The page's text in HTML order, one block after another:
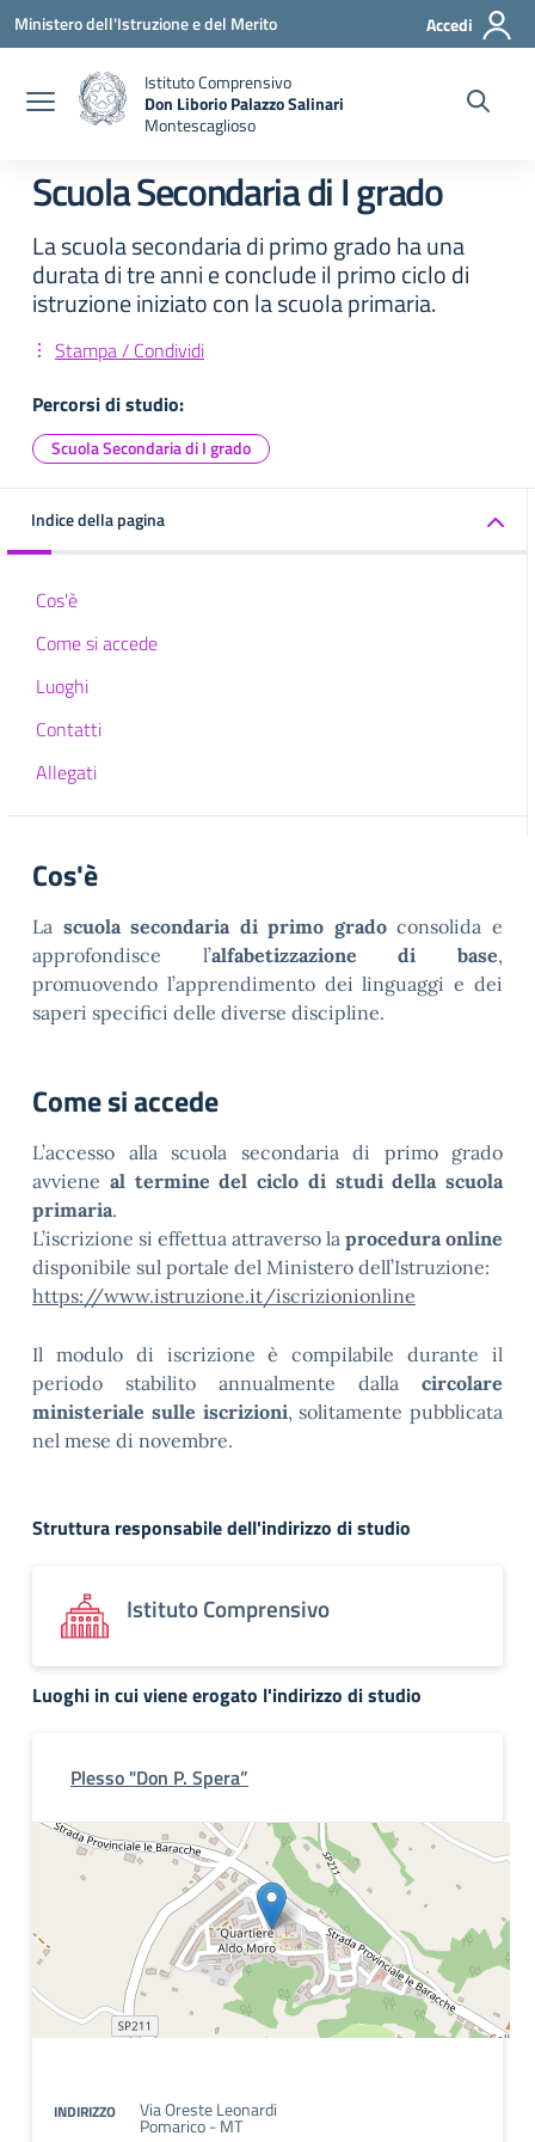
Vai ai contenuti
Vai al menu di navigazione
Vai al footer
Ministero dell'Istruzione e del Merito Accedi
Istituto Comprensivo
Don Liborio Palazzo Salinari
Montescaglioso
Scuola Secondaria di I grado
La scuola secondaria di primo grado ha una
durata di tre anni e conclude il primo ciclo di
istruzione iniziato con la scuola primaria.
Stampa / Condividi
Percorsi di studio:
Scuola Secondaria di I grado
Indice della pagina
Cos'è
Come si accede
Luoghi
Contatti
Allegati
Cos'è
La scuola secondaria di primo gradoconsolida e
approfondisce l’alfabetizzazione di base,
promuovendo l’apprendimento dei linguaggi e dei
saperi specifici delle diverse discipline.
Come si accede
L’accesso alla scuola secondaria di primo grado
avviene al termine del ciclo di studi della scuola
primaria.
L’iscrizione si effettua attraverso la procedura online
disponibile sul portale del Ministero dell’Istruzione:
https://www.istruzione.it/iscrizionionline
Il modulo di iscrizione è compilabile durante il
periodo stabilito annualmente dalla circolare
ministeriale sulle iscrizioni, solitamente pubblicata
nel mese di novembre.
Struttura responsabile dell'indirizzo di studio
Istituto Comprensivo
Luoghi in cui viene erogato l'indirizzo di studio
Plesso "Don P. Spera”
INDIRIZZO Via Oreste Leonardi
Pomarico - MT